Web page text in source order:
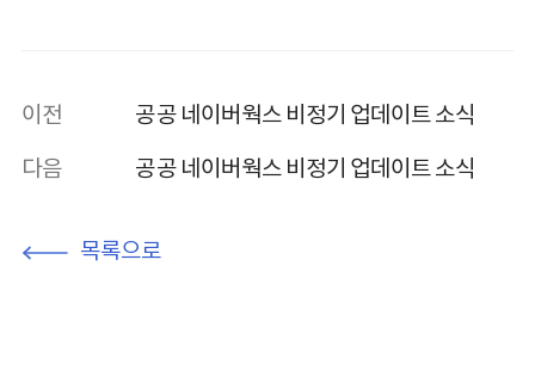
이전
공공 네이버웍스 비정기 업데이트 소식
다음
공공 네이버웍스 비정기 업데이트 소식
목록으로